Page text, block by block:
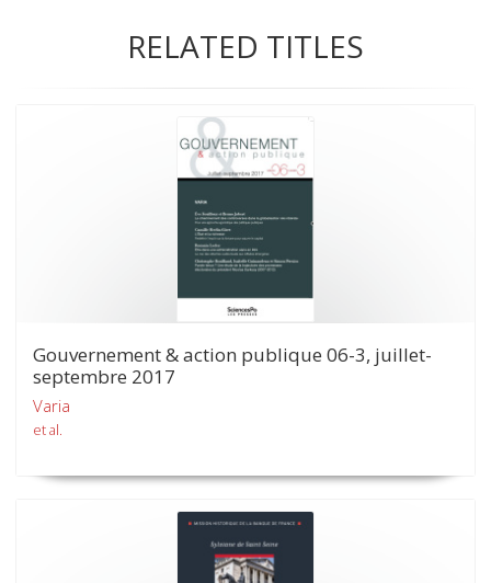
RELATED TITLES
Gouvernement & action publique 06-3, juillet-
septembre 2017
Varia
et al.